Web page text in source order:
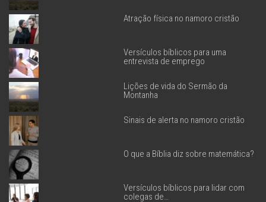
Atração física no namoro cristão
Versículos bíblicos para uma
entrevista de emprego
Lições de vida do Sermão da
Montanha
Sinais de alerta no namoro cristão
O que a Bíblia diz sobre matemática?
Versículos bíblicos para lidar com
colegas de…